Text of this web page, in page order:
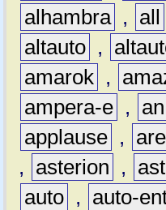
alhambra , all
altauto ,
amarok ,
ampera-e , an
applause ,
,
asterion ,
auto , auto-